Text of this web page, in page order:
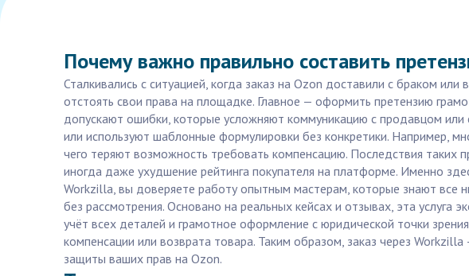
Почему важно правильно составить
Сталкивались с ситуацией, когда заказ на Ozon доставили с браком
отстоять свои права на площадке. Главное — оформить претензию
допускают ошибки, которые усложняют коммуникацию с продавцом
или используют шаблонные формулировки без конкретики. Например,
чего теряют возможность требовать компенсацию. Последствия
иногда даже ухудшение рейтинга покупателя на платформе. Именно
Workzilla, вы доверяете работу опытным мастерам, которые знают все
без рассмотрения. Основано на реальных кейсах и отзывах, эта
учёт всех деталей и грамотное оформление с юридической точки
компенсации или возврата товара. Таким образом, заказ через
защиты ваших прав на Ozon.